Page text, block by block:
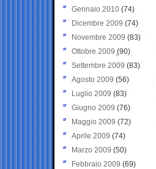
Gennaio 2010 (74)
Dicembre 2009 (74)
Novembre 2009 (83)
Ottobre 2009 (90)
Settembre 2009 (83)
Agosto 2009 (56)
Luglio 2009 (83)
Giugno 2009 (76)
Maggio 2009 (72)
Aprile 2009 (74)
Marzo 2009 (50)
Febbraio 2009 (69)